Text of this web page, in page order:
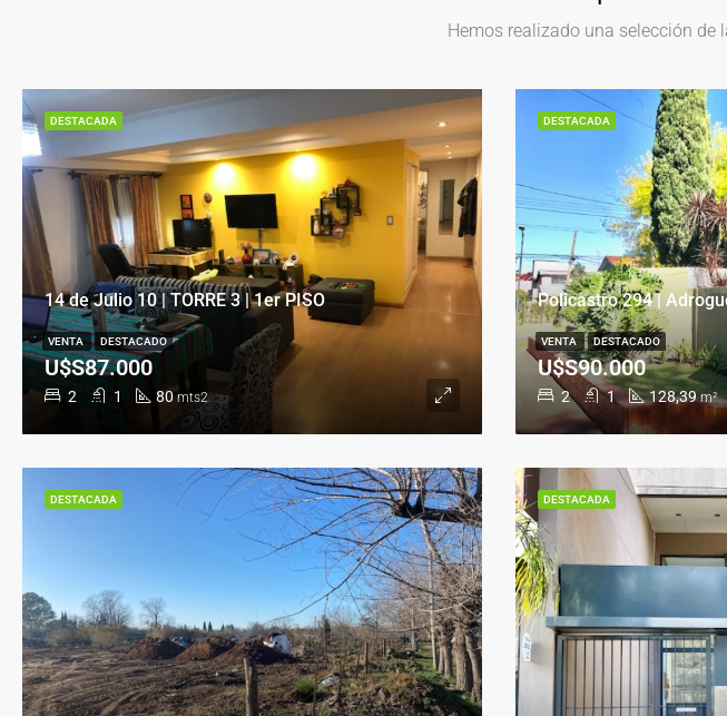
Hemos realizado una selección
14 de Julio 10 | TORRE 3 | 1er PISO
2 1 80 mts2
U$S87.000
VENTA DESTACADO
DESTACADA
Policastro 294 |
2 1 128,39 m²
U$S90.000
VENTA DESTACADO
DESTACADA
DESTACADA DESTACADA